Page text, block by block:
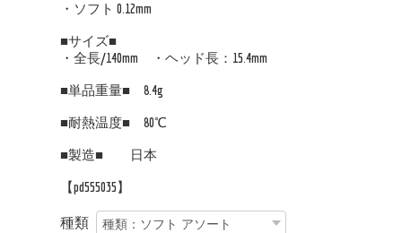
・ソフト 0.12mm
■サイズ■
・全長/140mm ・ヘッド長：15.4mm
■単品重量■ 8.4g
■耐熱温度■ 80℃
■製造■ 日本
【pd555035】
種類